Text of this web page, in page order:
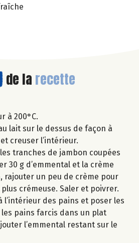
de la recette
à 200°C.
lait sur le dessus de façon à
creuser l’intérieur.
tranches de jambon coupées
30 g d’emmental et la crème
rajouter un peu de crème pour
crémeuse. Saler et poivrer.
l’intérieur des pains et poser les
pains farcis dans un plat
l’emmental restant sur le